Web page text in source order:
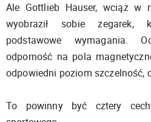
Ale Gottlieb Hauser, wciąż w
wyobraził sobie zegarek,
podstawowe wymagania.
odporność na pola
odpowiedni poziom szczelność,
To powinny być cztery